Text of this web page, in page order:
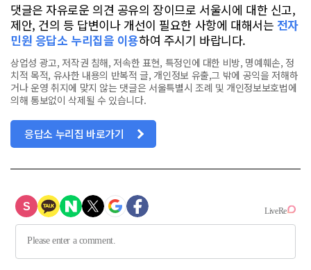
댓글은 자유로운 의견 공유의 장이므로 서울시에 대한 신고,
제안, 건의 등 답변이나 개선이 필요한 사항에 대해서는 전자
민원 응답소 누리집을 이용하여 주시기 바랍니다.
상업성 광고, 저작권 침해, 저속한 표현, 특정인에 대한 비방, 명예훼손, 정
치적 목적, 유사한 내용의 반복적 글, 개인정보 유출,그 밖에 공익을 저해하
거나 운영 취지에 맞지 않는 댓글은 서울특별시 조례 및 개인정보보호법에
의해 통보없이 삭제될 수 있습니다.
응답소 누리집 바로가기